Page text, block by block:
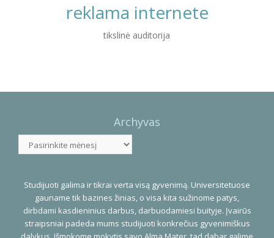
reklama internete
tikslinė auditorija
Navigation
Archyvas
Studijuoti galima ir tikrai verta visą gyvenimą. Universitetuose
gauname tik bazines žinias, o visa kita sužinome patys,
dirbdami kasdieninius darbus, darbuodamiesi buityje. Įvairūs
straipsniai padeda mums studijuoti konkrečius gyvenimiškus